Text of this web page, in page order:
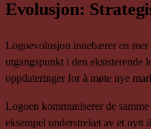
Evolusjon:
Logoevolusjon innebærer en
utgangspunkt i den eksisterende
oppdateringer for å møte nye
Logoen kommuniserer de
eksempel understreket av et nytt